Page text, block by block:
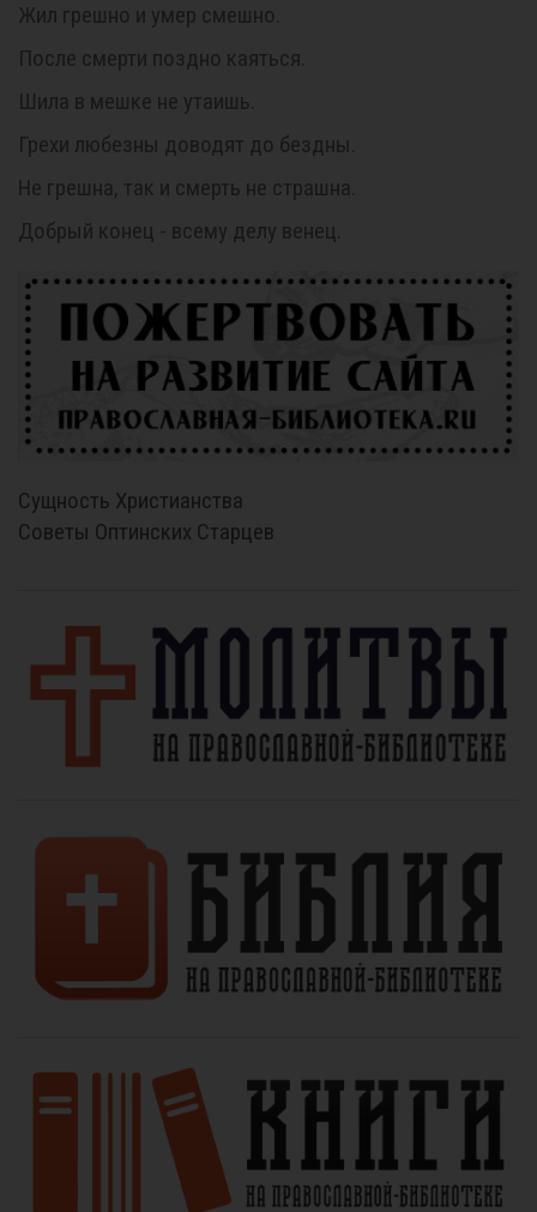
Жил грешно и умер смешно.
После смерти поздно каяться.
Шила в мешке не утаишь.
Грехи любезны доводят до бездны.
Не грешна, так и смерть не страшна.
Добрый конец - всему делу венец.
Сущность Христианства
Советы Оптинских Старцев